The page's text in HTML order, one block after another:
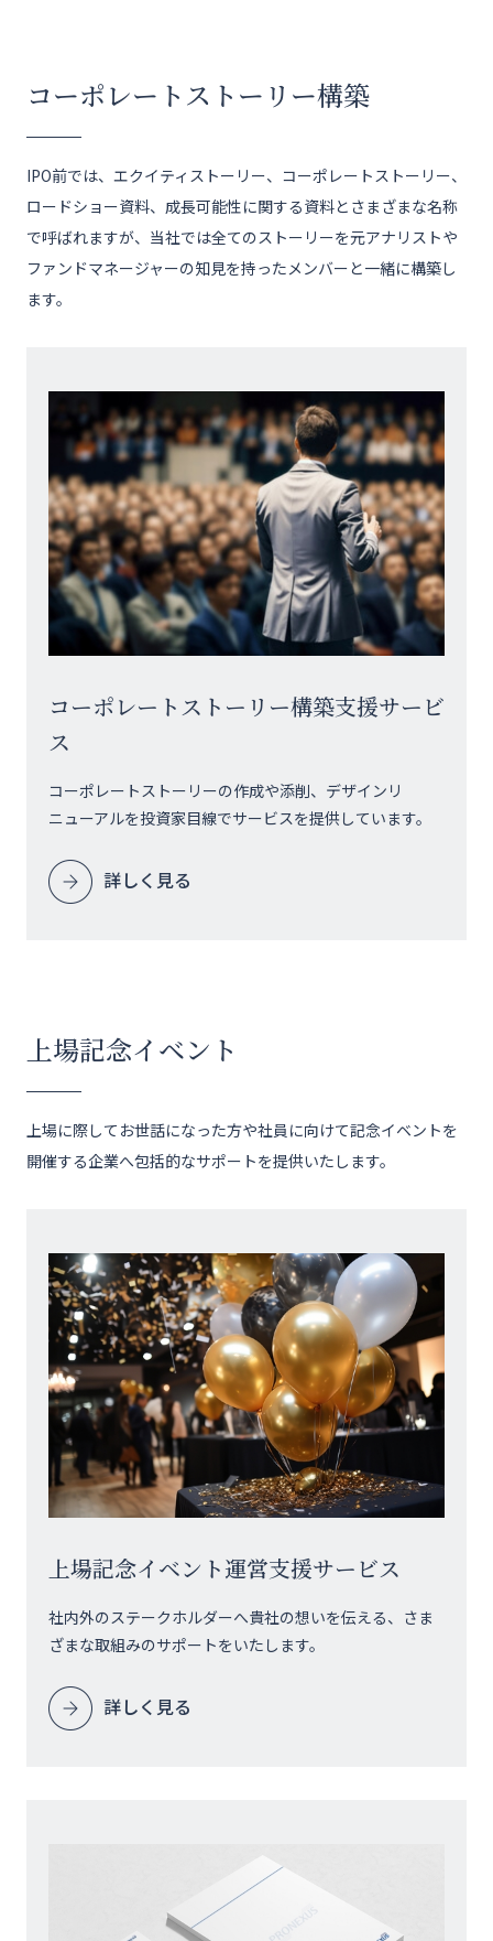
コーポレートストーリー構築
IPO前では、エクイティストーリー、コーポレートストーリー、
ロードショー資料、成長可能性に関する資料とさまざまな名称
で呼ばれますが、当社では全てのストーリーを元アナリストや
ファンドマネージャーの知見を持ったメンバーと一緒に構築し
ます。
コーポレートストーリー構築支援サービ
ス
コーポレートストーリーの作成や添削、デザインリ
ニューアルを投資家目線でサービスを提供しています。
詳しく見る
上場記念イベント
上場に際してお世話になった方や社員に向けて記念イベントを
開催する企業へ包括的なサポートを提供いたします。
上場記念イベント運営支援サービス
社内外のステークホルダーへ貴社の想いを伝える、さま
ざまな取組みのサポートをいたします。
詳しく見る